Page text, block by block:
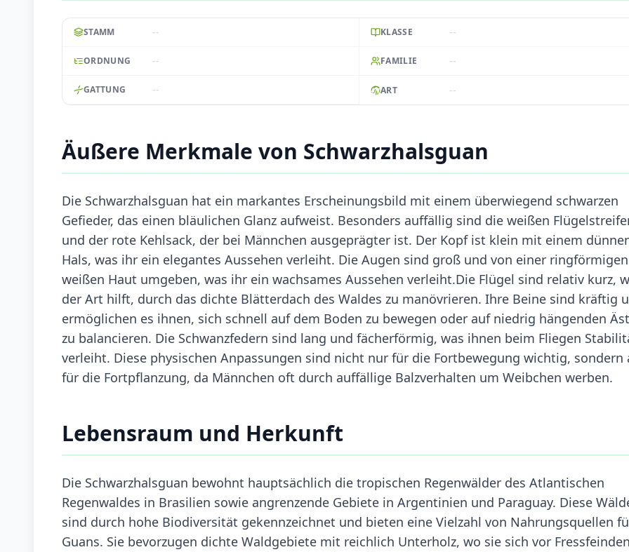
STAMM -- KLASSE --
ORDNUNG -- FAMILIE --
GATTUNG -- ART --
Äußere Merkmale von Schwarzhalsguan
Die Schwarzhalsguan hat ein markantes Erscheinungsbild mit einem überwiegend schwarzen
Gefieder, das einen bläulichen Glanz aufweist. Besonders auffällig sind die weißen
und der rote Kehlsack, der bei Männchen ausgeprägter ist. Der Kopf ist klein mit einem
Hals, was ihr ein elegantes Aussehen verleiht. Die Augen sind groß und von einer ringförmigen
weißen Haut umgeben, was ihr ein wachsames Aussehen verleiht.Die Flügel sind relativ kurz,
der Art hilft, durch das dichte Blätterdach des Waldes zu manövrieren. Ihre Beine sind kräftig
ermöglichen es ihnen, sich schnell auf dem Boden zu bewegen oder auf niedrig hängenden
zu balancieren. Die Schwanzfedern sind lang und fächerförmig, was ihnen beim Fliegen
verleiht. Diese physischen Anpassungen sind nicht nur für die Fortbewegung wichtig, sondern
für die Fortpflanzung, da Männchen oft durch auffällige Balzverhalten um Weibchen werben.
Lebensraum und Herkunft
Die Schwarzhalsguan bewohnt hauptsächlich die tropischen Regenwälder des Atlantischen
Regenwaldes in Brasilien sowie angrenzende Gebiete in Argentinien und Paraguay. Diese
sind durch hohe Biodiversität gekennzeichnet und bieten eine Vielzahl von Nahrungsquellen
Guans. Sie bevorzugen dichte Waldgebiete mit reichlich Unterholz, wo sie sich vor